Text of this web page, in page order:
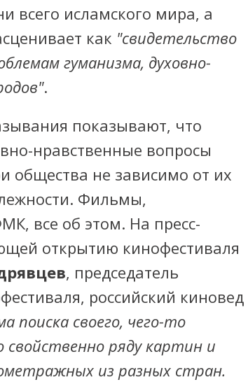
всего исламского мира, а
как "свидетельство
гуманизма, духовно-
.
показывают, что
нравственные вопросы
общества не зависимо от их
Фильмы,
все об этом. На пресс-
открытию кинофестиваля
, председатель
российский киновед
поиска своего, чего-то
ряду картин и
из разных стран.